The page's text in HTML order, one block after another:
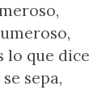
lo que dice
sepa,